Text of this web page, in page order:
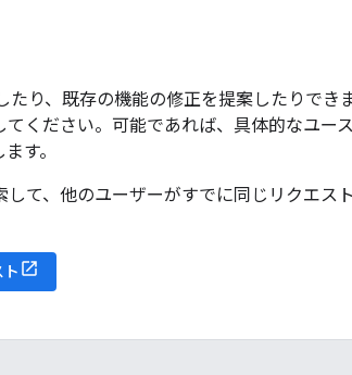
たり、既存の機能の修正を提案したりでき
ください。可能であれば、具体的なユー
す。
して、他のユーザーがすでに同じリクエス